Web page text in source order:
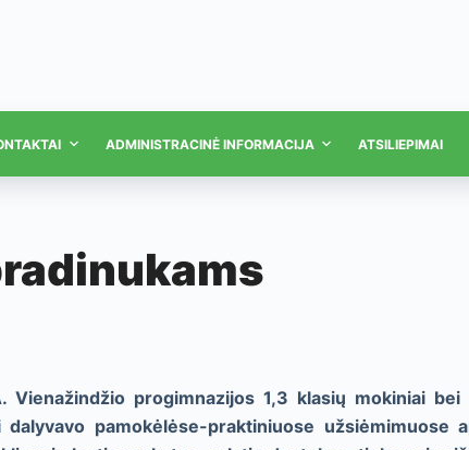
ADMINISTRACINĖ INFORMACIJA ATSILIEPIMAI
progimnazijos 1,3 klasių mokiniai
pamokėlėse-praktiniuose